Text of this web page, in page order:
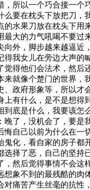
，所以一个巧合接一
要在枕头下放把刀
水果刀放在枕头下
大的力气吼喝不要
向外，脚步越来越逼近
我女儿在旁边大声的
得他们会法术，然
来就像个楚门的世界，
政府形象等，所以
有什么，是不是想
底是什么，我要该
了，没机会了，要
悔自己以前为什么在
鬼化，看自家的房子
择了恶，自己的坚
然后觉得事情不会
象不到的最残酷的
痛苦产生丝毫的抗